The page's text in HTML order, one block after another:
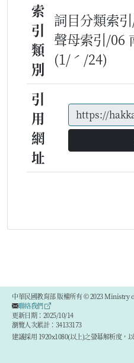
索
引
類
別
詞目分類索
聲母索引/06
(1/ˊ/24)
引
用
網
址
中華民國教育部 版權所有 © 2023
聯絡我們
更新日期：2025/10/14
瀏覽人次累計：34133173
建議採用 1920x1080(以上)之螢幕解析度，